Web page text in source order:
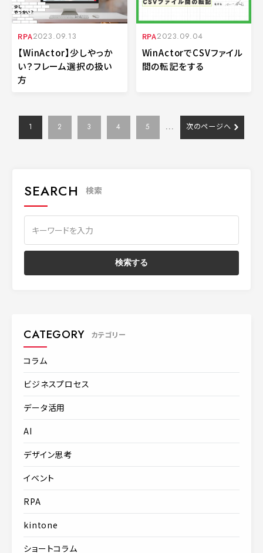
RPA2023.09.13
【WinActor】少しやっか
い？フレーム選択の扱い
方
RPA2023.09.04
WinActorでCSVファイル
間の転記をする
1 2 3 4 5 ... 次のページへ
SEARCH 検索
CATEGORY カテゴリー
コラム
ビジネスプロセス
データ活用
AI
デザイン思考
イベント
RPA
kintone
ショートコラム